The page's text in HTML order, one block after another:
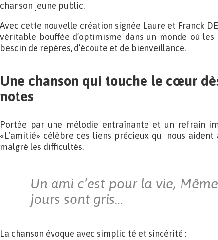
chanson jeune public.
Avec cette nouvelle création signée Laure et Franck
véritable bouffée d’optimisme dans un monde où
besoin de repères, d’écoute et de bienveillance.
Une chanson qui touche le cœur
notes
Portée par une mélodie entraînante et un refrain
«L’amitié» célèbre ces liens précieux qui nous
malgré les difficultés.
Un ami c’est pour la vie,
jours sont gris…
La chanson évoque avec simplicité et sincérité :